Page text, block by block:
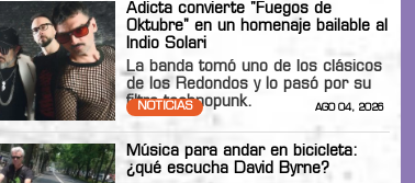
Adicta convierte "Fuegos de
Oktubre" en un homenaje bailable al
Indio Solari
La banda tomó uno de los clásicos
de los Redondos y lo pasó por su
filtro technopunk.
NOTICIAS AGO 04, 2026
Música para andar en bicicleta:
¿qué escucha David Byrne?